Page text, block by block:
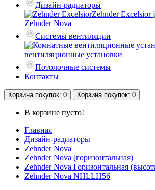
Дизайн-радиаторы
Zehnder Excelsior
Zehnder Nova
Системы вентиляции
вентиляционные установки
Потолочные системы
Контакты
Корзинапокупок: 0 Корзинапокупок: 0
В корзине пусто!
Главная
Дизайн-радиаторы
Zehnder Nova
Zehnder Nova (горизонтальная)
Zehnder Nova Горизонтальная
Zehnder Nova NHLLH56